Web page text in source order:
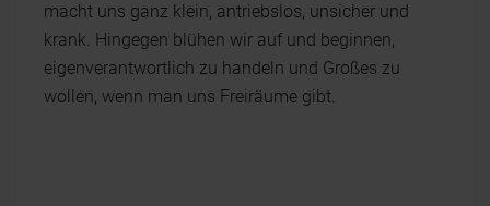
macht uns ganz klein, antriebslos, unsicher und
krank. Hingegen blühen wir auf und beginnen,
eigenverantwortlich zu handeln und Großes zu
wollen, wenn man uns Freiräume gibt.